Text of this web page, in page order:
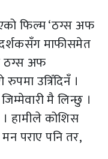
फिल्म ‘ठग्स अफ
माफीसमेत
ठग्स अफ
उत्रिँदिनँ ।
मै लिन्छु ।
हामीले कोशिस
पराए पनि तर,